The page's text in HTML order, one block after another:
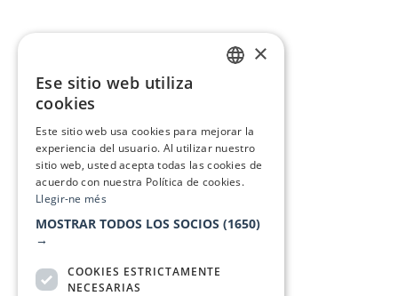
×
Ese sitio web utiliza
cookies
Este sitio web usa cookies para mejorar la
experiencia del usuario. Al utilizar nuestro
sitio web, usted acepta todas las cookies de
acuerdo con nuestra Política de cookies.
Llegir-ne més
MOSTRAR TODOS LOS SOCIOS (1650)
→
COOKIES ESTRICTAMENTE
NECESARIAS